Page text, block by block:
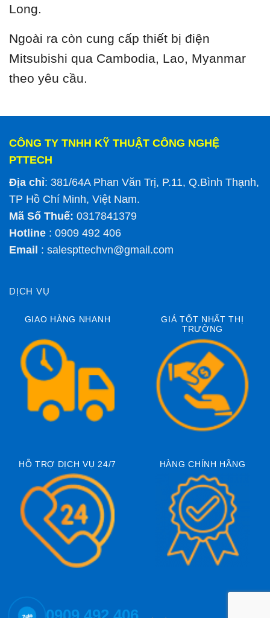
Long.
Ngoài ra còn cung cấp thiết bị điện
Mitsubishi qua Cambodia, Lao, Myanmar
theo yêu cầu.
CÔNG TY TNHH KỸ THUẬT CÔNG NGHỆ
PTTECH
Địa chỉ: 381/64A Phan Văn Trị, P.11, Q.Bình Thạnh,
TP Hồ Chí Minh, Việt Nam.
Mã Số Thuế: 0317841379
Hotline : 0909 492 406
Email : salespttechvn@gmail.com
DỊCH VỤ
GIAO HÀNG NHANH
GIÁ TỐT NHẤT THỊ
TRƯỜNG
HỖ TRỢ DỊCH VỤ 24/7 HÀNG CHÍNH HÃNG